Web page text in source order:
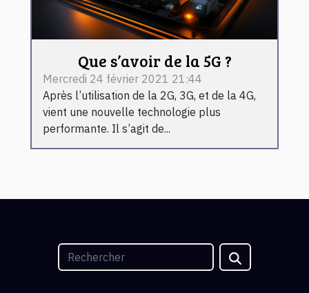
Que s’avoir de la 5G ?
Mercredi 24 février 2021 21:44
Après l’utilisation de la 2G, 3G, et de la 4G,
vient une nouvelle technologie plus
performante. Il s’agit de...